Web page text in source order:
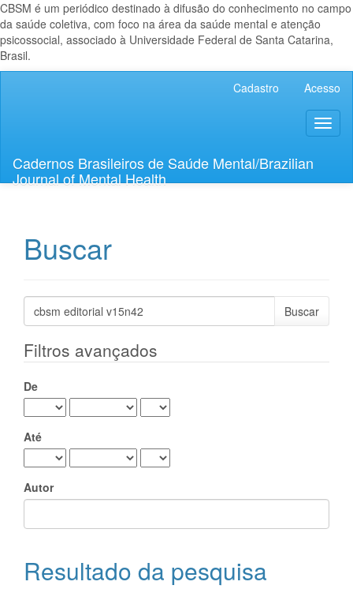
CBSM é um periódico destinado à difusão do conhecimento no campo
da saúde coletiva, com foco na área da saúde mental e atenção
psicossocial, associado à Universidade Federal de Santa Catarina,
Brasil.
Lateral
Cadastro Acesso
Cadernos Brasileiros de Saúde Mental/Brazilian
Journal of Mental Health
Buscar
Pesquisar
termo
Filtros avançados
De
Até
Autor
Resultado da pesquisa